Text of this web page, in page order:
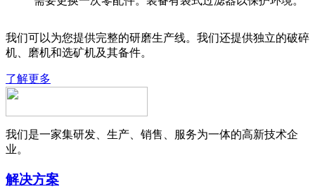
我们可以为您提供完整的研磨生产线。我们还提供独立的破碎
机、磨机和选矿机及其备件。
了解更多
我们是一家集研发、生产、销售、服务为一体的高新技术企
业。
解决方案